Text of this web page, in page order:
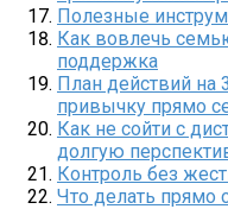
Полезные
Как вовлечь
поддержка
План действий на
привычку прямо
Как не сойти с
долгую
Контроль без
Что делать прямо